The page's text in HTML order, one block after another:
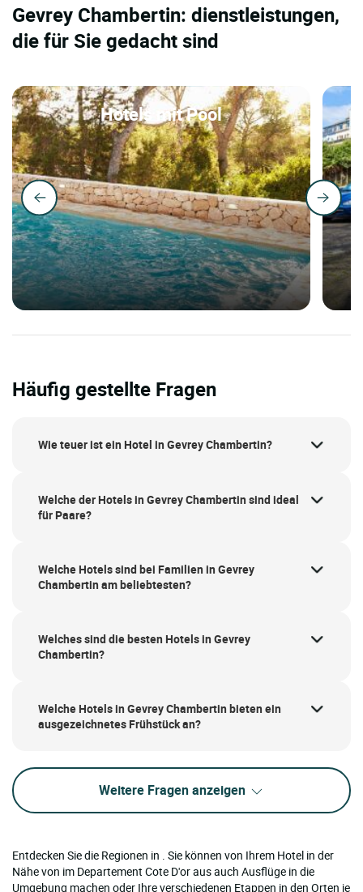
Gevrey Chambertin: dienstleistungen,
die für Sie gedacht sind
Hotels mit Pool
Häufig gestellte Fragen
Wie teuer ist ein Hotel in Gevrey Chambertin?
Welche der Hotels in Gevrey Chambertin sind ideal
für Paare?
Welche Hotels sind bei Familien in Gevrey
Chambertin am beliebtesten?
Welches sind die besten Hotels in Gevrey
Chambertin?
Welche Hotels in Gevrey Chambertin bieten ein
ausgezeichnetes Frühstück an?
Weitere Fragen anzeigen
Entdecken Sie die Regionen in . Sie können von Ihrem Hotel in der
Nähe von im Departement Cote D'or aus auch Ausflüge in die
Umgebung machen oder Ihre verschiedenen Etappen in den Orten je